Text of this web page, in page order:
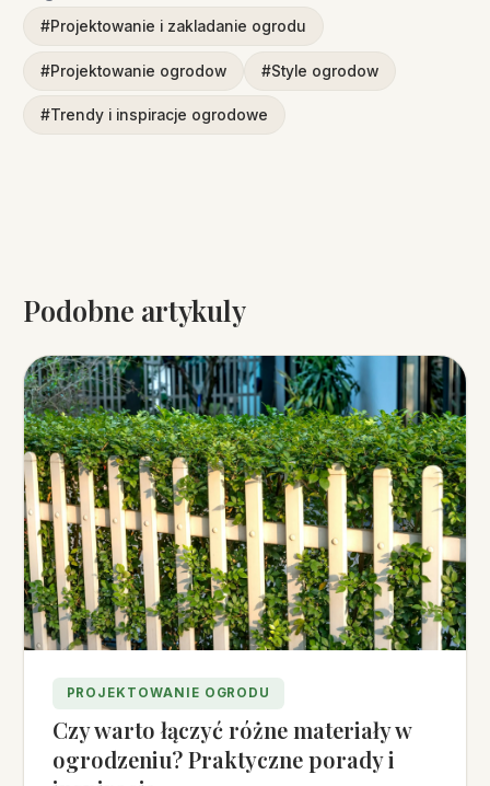
#Projektowanie i zakladanie ogrodu
#Projektowanie ogrodow #Style ogrodow
#Trendy i inspiracje ogrodowe
Podobne artykuly
PROJEKTOWANIE OGRODU
Czy warto łączyć różne materiały w
ogrodzeniu? Praktyczne porady i